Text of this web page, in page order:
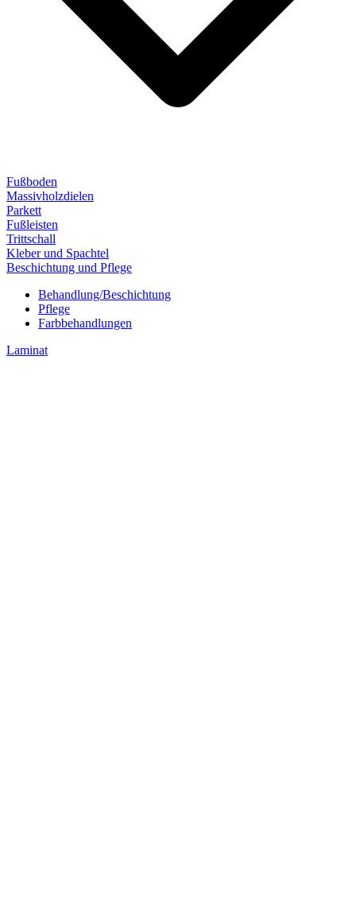
Fußboden
Massivholzdielen
Parkett
Fußleisten
Trittschall
Kleber und Spachtel
Beschichtung und Pflege
Behandlung/Beschichtung
Pflege
Farbbehandlungen
Laminat